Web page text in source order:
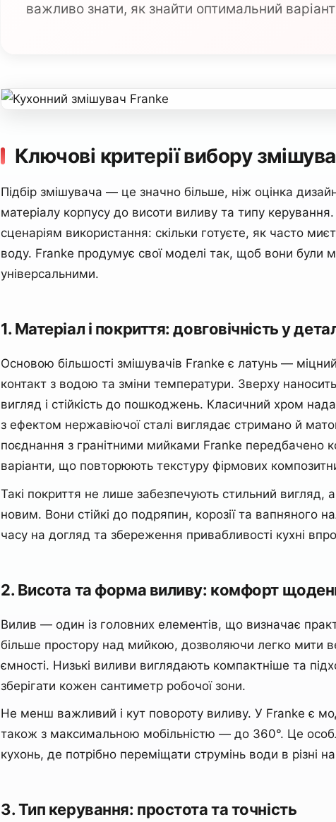
важливо знати, як знайти оптимальний варіант
Ключові критерії вибору
Підбір змішувача — це значно більше, ніж оцінка
матеріалу корпусу до висоти виливу та типу
сценаріям використання: скільки готуєте, як часто
воду. Franke продумує свої моделі так, щоб вони були
універсальними.
1. Матеріал і покриття: довговічність у
Основою більшості змішувачів Franke є латунь —
контакт з водою та зміни температури. Зверху
вигляд і стійкість до пошкоджень. Класичний хром
з ефектом нержавіючої сталі виглядає стримано й
поєднання з гранітними мийками Franke передбачено
варіанти, що повторюють текстуру фірмових
Такі покриття не лише забезпечують стильний
новим. Вони стійкі до подряпин, корозії та вапняного
часу на догляд та збереження привабливості кухні
2. Висота та форма виливу: комфорт
Вилив — один із головних елементів, що визначає
більше простору над мийкою, дозволяючи легко мити
ємності. Низькі виливи виглядають компактніше та
зберігати кожен сантиметр робочої зони.
Не менш важливий і кут повороту виливу. У Franke є
також з максимальною мобільністю — до 360°. Це
кухонь, де потрібно переміщати струмінь води в різні
3. Тип керування: простота та точність